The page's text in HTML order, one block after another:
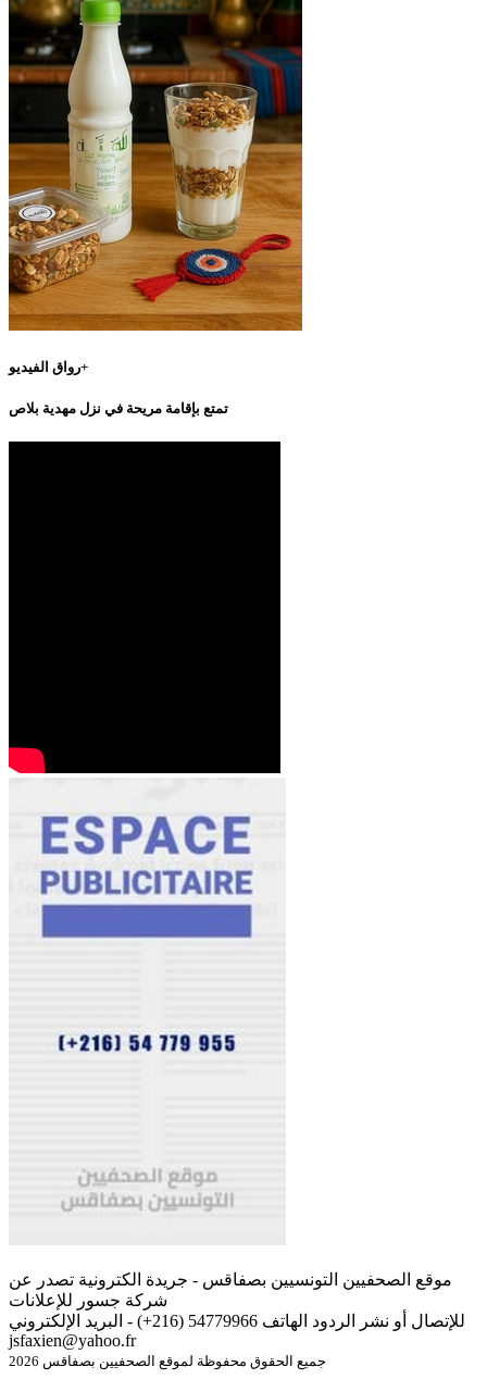
رواق الفيديو+
تمتع بإقامة مريحة في نزل مهدية بلاص
موقع الصحفيين التونسيين بصفاقس - جريدة الكترونية تصدر عن
شركة جسور للإعلانات
للإتصال أو نشر الردود الهاتف 54779966 (216+) - البريد الإلكتروني
jsfaxien@yahoo.fr
جميع الحقوق محفوظة لموقع الصحفيين بصفاقس 2026